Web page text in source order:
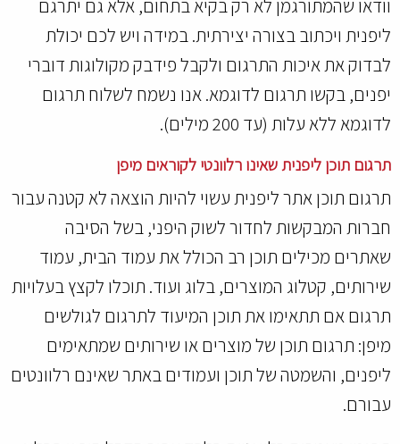
וודאו שהמתורגמן לא רק בקיא בתחום, אלא גם יתרגם
ליפנית ויכתוב בצורה יצירתית. במידה ויש לכם יכולת
לבדוק את איכות התרגום ולקבל פידבק מקולוגות דוברי
יפנים, בקשו תרגום לדוגמא. אנו נשמח לשלוח תרגום
לדוגמא ללא עלות (עד 200 מילים).
תרגום תוכן ליפנית שאינו רלוונטי לקוראים מיפן
תרגום תוכן אתר ליפנית עשוי להיות הוצאה לא קטנה עבור
חברות המבקשות לחדור לשוק היפני, בשל הסיבה
שאתרים מכילים תוכן רב הכולל את עמוד הבית, עמוד
שירותים, קטלוג המוצרים, בלוג ועוד. תוכלו לקצץ בעלויות
תרגום אם תתאימו את תוכן המיעוד לתרגום לגולשים
מיפן: תרגום תוכן של מוצרים או שירותים שמתאימים
ליפנים, והשמטה של תוכן ועמודים באתר שאינם רלוונטים
עבורם.